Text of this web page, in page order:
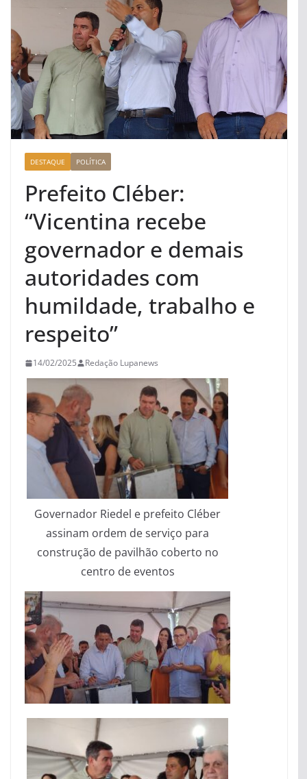
DESTAQUE POLÍTICA
Prefeito Cléber:
“Vicentina recebe
governador e demais
autoridades com
humildade, trabalho e
respeito”
14/02/2025 Redação Lupanews
Governador Riedel e prefeito Cléber
assinam ordem de serviço para
construção de pavilhão coberto no
centro de eventos